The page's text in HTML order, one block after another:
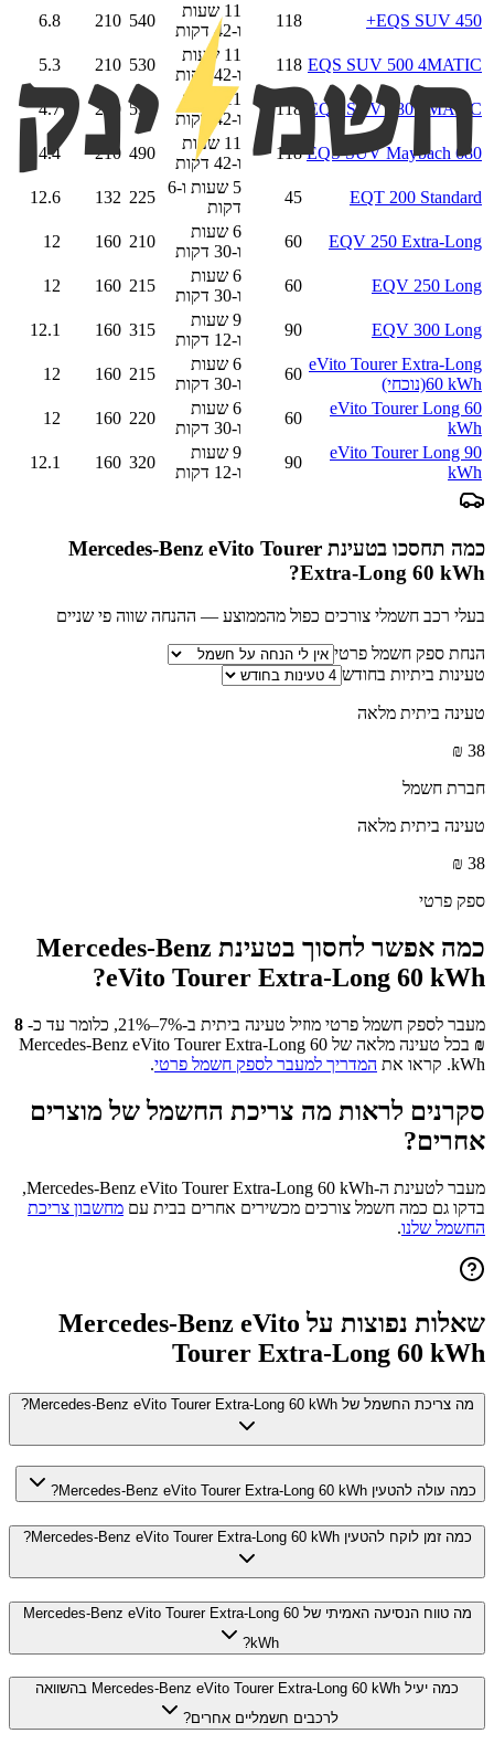
EQS SUV 450+
118
11 שעות
ו-42 דקות
540
210
6.8
EQS SUV 500 4MATIC
118
11 שעות
ו-42 דקות
530
210
5.3
EQS SUV 580 4MATIC
118
11 שעות
ו-42 דקות
530
210
4.7
EQS SUV Maybach 680
118
11 שעות
ו-42 דקות
490
210
4.4
EQT 200 Standard
45
5 שעות ו-6
דקות
225
132
12.6
EQV 250 Extra-Long
60
6 שעות
ו-30 דקות
210
160
12
EQV 250 Long
60
6 שעות
ו-30 דקות
215
160
12
EQV 300 Long
90
9 שעות
ו-12 דקות
315
160
12.1
eVito Tourer Extra-Long
60 kWh(נוכחי)
60
6 שעות
ו-30 דקות
215
160
12
eVito Tourer Long 60
kWh
60
6 שעות
ו-30 דקות
220
160
12
eVito Tourer Long 90
kWh
90
9 שעות
ו-12 דקות
320
160
12.1
כמה תחסכו בטעינת Mercedes-Benz eVito Tourer
Extra-Long 60 kWh
?
בעלי רכב חשמלי צורכים כפול מהממוצע — ההנחה שווה פי שניים
הנחת ספק חשמל פרטי
טעינות ביתיות בחודש
טעינה ביתית מלאה
38
₪
חברת חשמל
טעינה ביתית מלאה
38
₪
ספק פרטי
כמה אפשר לחסוך בטעינת Mercedes-Benz
eVito Tourer Extra-Long 60 kWh
?
מעבר לספק חשמל פרטי מוזיל טעינה ביתית ב-7%–21%, כלומר עד כ-
8
₪ בכל טעינה מלאה של Mercedes-Benz eVito Tourer Extra-Long 60
kWh. קראו את המדריך למעבר לספק חשמל פרטי.
סקרנים לראות מה צריכת החשמל של מוצרים
אחרים?
מעבר לטעינת ה-Mercedes-Benz eVito Tourer Extra-Long 60 kWh
,
בדקו גם כמה חשמל צורכים מכשירים אחרים בבית עם מחשבון צריכת
החשמל שלנו.
שאלות נפוצות על Mercedes-Benz eVito
Tourer Extra-Long 60 kWh
מה צריכת החשמל של Mercedes-Benz eVito Tourer Extra-Long 60 kWh?
כמה עולה להטעין Mercedes-Benz eVito Tourer Extra-Long 60 kWh?
כמה זמן לוקח להטעין Mercedes-Benz eVito Tourer Extra-Long 60 kWh?
מה טווח הנסיעה האמיתי של Mercedes-Benz eVito Tourer Extra-Long 60
kWh?
כמה יעיל Mercedes-Benz eVito Tourer Extra-Long 60 kWh בהשוואה
לרכבים חשמליים אחרים?